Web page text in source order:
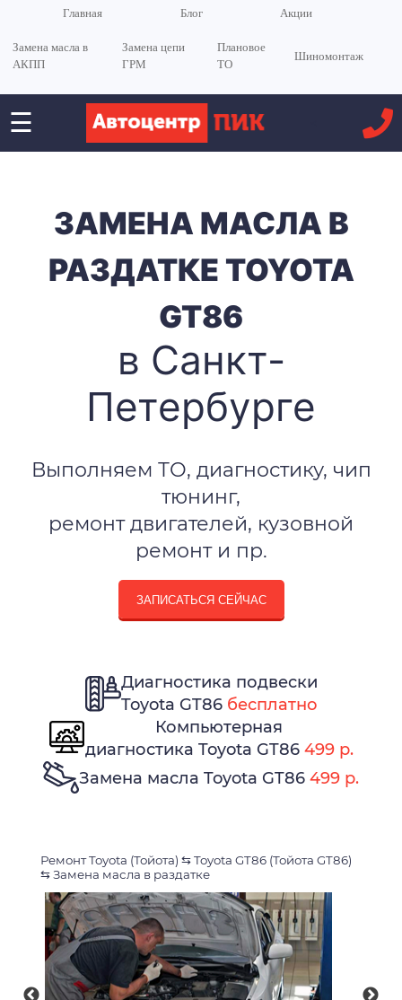
Главная Блог Акции
Замена масла в
АКПП
Замена цепи
ГРМ
Плановое
ТО
Шиномонтаж
☰
ЗАМЕНА МАСЛА В
РАЗДАТКЕ TOYOTA
GT86
в Санкт-
Петербурге
Выполняем ТО, диагностику, чип
тюнинг,
ремонт двигателей, кузовной
ремонт и пр.
ЗАПИСАТЬСЯ СЕЙЧАС
Диагностика подвески
Toyota GT86 бесплатно
Компьютерная
диагностика Toyota GT86 499 р.
Замена масла Toyota GT86 499 р.
Ремонт Toyota (Тойота) ⇆Toyota GT86 (Тойота GT86)
⇆Замена масла в раздатке